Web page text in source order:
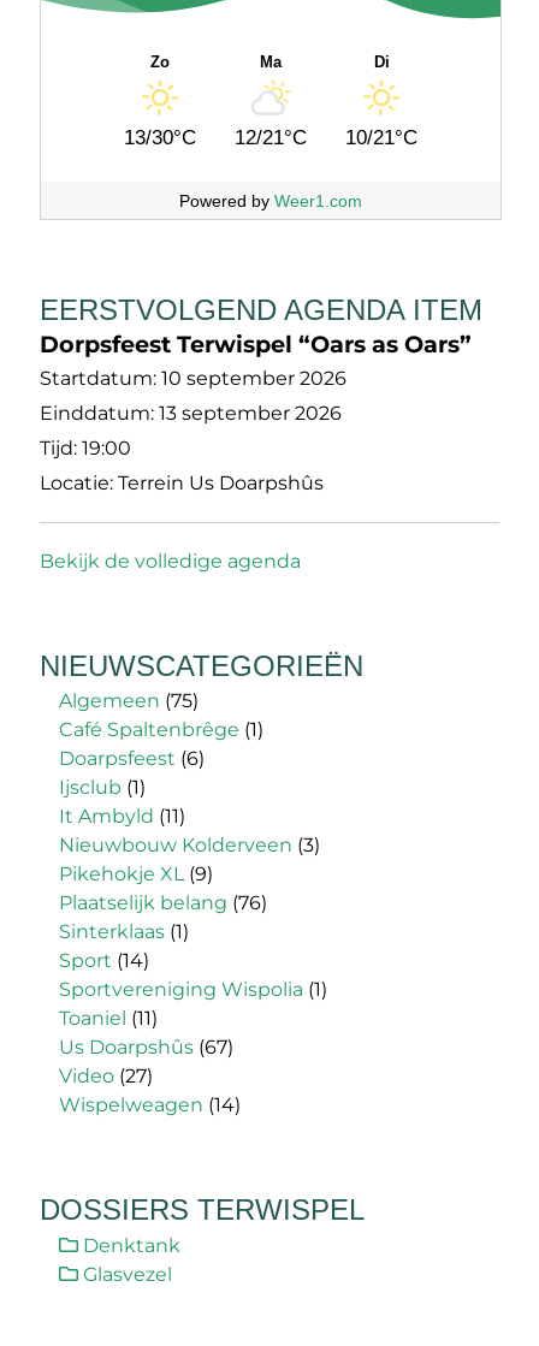
Zo
13/30°C
Ma
12/21°C
Di
10/21°C
Powered by Weer1.com
EERSTVOLGEND AGENDA ITEM
Dorpsfeest Terwispel “Oars as Oars”
Startdatum: 10 september 2026
Einddatum: 13 september 2026
Tijd: 19:00
Locatie: Terrein Us Doarpshûs
Bekijk de volledige agenda
NIEUWSCATEGORIEËN
Algemeen (75)
Café Spaltenbrêge (1)
Doarpsfeest (6)
Ijsclub (1)
It Ambyld (11)
Nieuwbouw Kolderveen (3)
Pikehokje XL(9)
Plaatselijk belang (76)
Sinterklaas (1)
Sport (14)
Sportvereniging Wispolia (1)
Toaniel (11)
Us Doarpshûs (67)
Video (27)
Wispelweagen (14)
DOSSIERS TERWISPEL
Denktank
Glasvezel